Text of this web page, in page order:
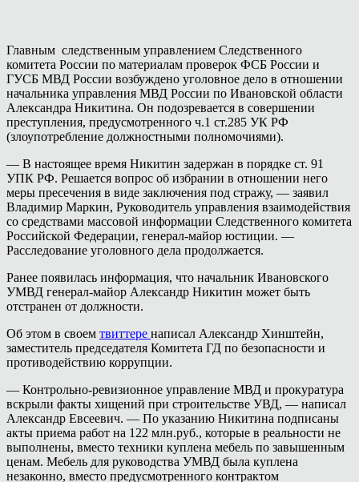
Главным следственным управлением Следственного
комитета России по материалам проверок ФСБ России и
ГУСБ МВД России возбуждено уголовное дело в отношении
начальника управления МВД России по Ивановской области
Александра Никитина. Он подозревается в совершении
преступления, предусмотренного ч.1 ст.285 УК РФ
(злоупотребление должностными полномочиями).
— В настоящее время Никитин задержан в порядке ст. 91
УПК РФ. Решается вопрос об избрании в отношении него
меры пресечения в виде заключения под стражу, — заявил
Владимир Маркин, Руководитель управления взаимодействия
со средствами массовой информации Следственного комитета
Российской Федерации, генерал-майор юстиции. —
Расследование уголовного дела продолжается.
Ранее появилась информация, что начальник Ивановского
УМВД генерал-майор Александр Никитин может быть
отстранен от должности.
Об этом в своем твиттере написал Александр Хинштейн,
заместитель председателя Комитета ГД по безопасности и
противодействию коррупции.
— Контрольно-ревизионное управление МВД и прокуратура
вскрыли факты хищений при строительстве УВД, — написал
Александр Евсеевич. — По указанию Никитина подписаны
акты приема работ на 122 млн.руб., которые в реальности не
выполнены, вместо техники куплена мебель по завышенным
ценам. Мебель для руководства УМВД была куплена
незаконно, вместо предусмотренного контрактом